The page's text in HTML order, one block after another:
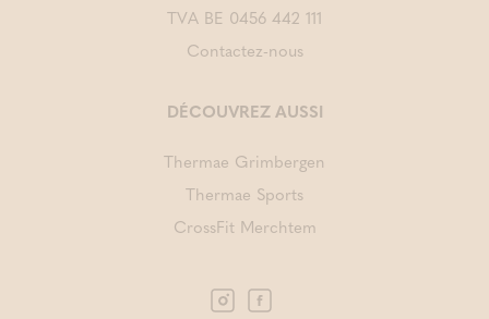
TVA BE 0456 442 111
Contactez-nous
DÉCOUVREZ AUSSI
Thermae Grimbergen
Thermae Sports
CrossFit Merchtem